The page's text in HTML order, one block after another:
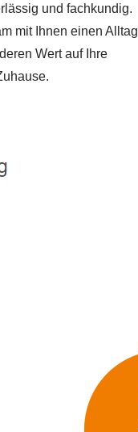
und fachkundig.
mit Ihnen einen Alltag
Wert auf Ihre